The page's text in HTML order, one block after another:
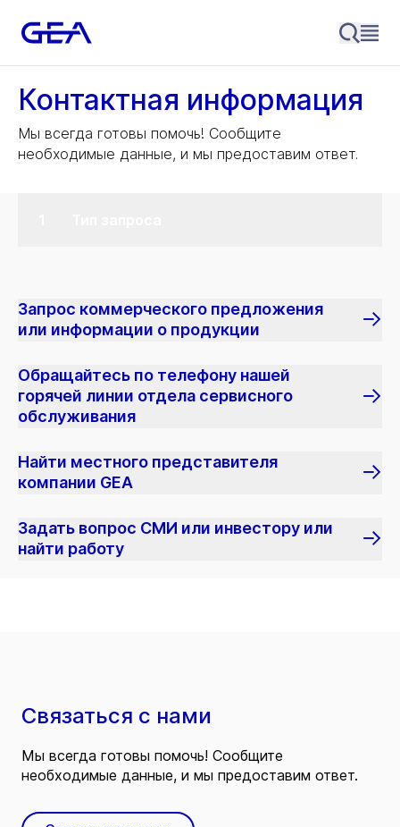
Контактная информация
Мы всегда готовы помочь! Сообщите
необходимые данные, и мы предоставим ответ.
Запрос коммерческого предложения
или информации о продукции
Обращайтесь по телефону нашей
горячей линии отдела сервисного
обслуживания
Найти местного представителя
компании GEA
Задать вопрос СМИ или инвестору или
найти работу
Связаться с нами
Мы всегда готовы помочь! Сообщите
необходимые данные, и мы предоставим ответ.